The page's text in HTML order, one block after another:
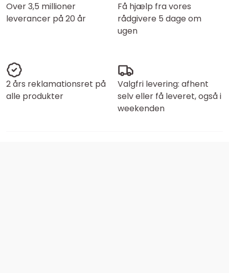
Over 3,5 millioner
leverancer på 20 år
Få hjælp fra vores
rådgivere 5 dage om
ugen
2 års reklamationsret på
alle produkter
Valgfri levering: afhent
selv eller få leveret, også i
weekenden